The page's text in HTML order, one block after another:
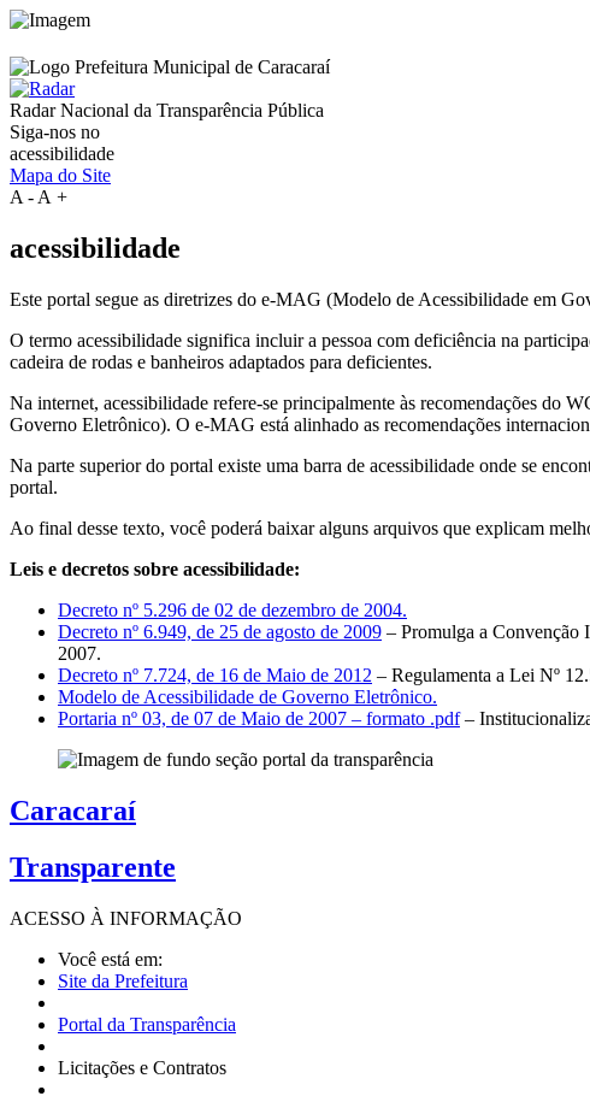
Radar Nacional da Transparência Pública
Siga-nos no
acessibilidade
Mapa do Site
A-A +
acessibilidade
Este portal segue as diretrizes do e-MAG (Modelo de Acessibilidade em
O termo acessibilidade significa incluir a pessoa com deficiência na
cadeira de rodas e banheiros adaptados para deficientes.
Na internet, acessibilidade refere-se principalmente às recomendações
Governo Eletrônico). O e-MAG está alinhado as recomendações
Na parte superior do portal existe uma barra de acessibilidade onde se
portal.
Ao final desse texto, você poderá baixar alguns arquivos que explicam
Leis e decretos sobre acessibilidade:
Decreto nº 5.296 de 02 de dezembro de 2004.
Decreto nº 6.949, de 25 de agosto de 2009 – Promulga a Convenção
2007.
Decreto nº 7.724, de 16 de Maio de 2012 – Regulamenta a Lei Nº
Modelo de Acessibilidade de Governo Eletrônico.
Portaria nº 03, de 07 de Maio de 2007 – formato .pdf–
Caracaraí
Transparente
ACESSO À INFORMAÇÃO
Você está em:
Site da Prefeitura
Portal da Transparência
Licitações e Contratos